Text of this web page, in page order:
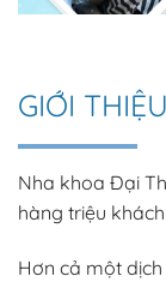
GIỚI THIỆU
Nha khoa Đại
hàng triệu
Hơn cả một